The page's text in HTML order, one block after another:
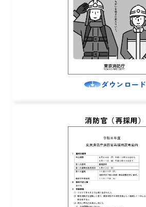
ダウンロード
消防官（再採用）